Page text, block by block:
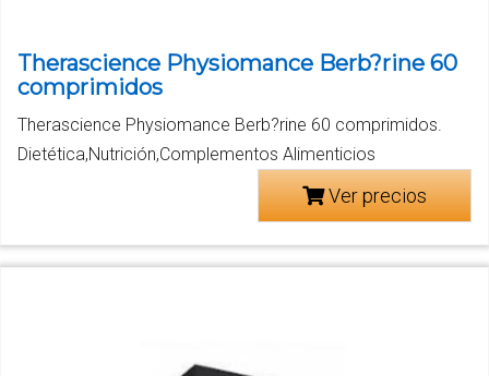
Therascience Physiomance Berb?rine 60
comprimidos
Therascience Physiomance Berb?rine 60 comprimidos.
Dietética,Nutrición,Complementos Alimenticios
Ver precios